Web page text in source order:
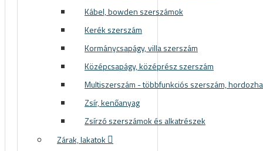
Kábel, bowden szerszámok
Kerék szerszám
Kormánycsapágy, villa szerszám
Középcsapágy, középrész szerszám
Multiszerszám - többfunkciós szerszám,
Zsír, kenőanyag
Zsírzó szerszámok és alkatrészek
Zárak, lakatok